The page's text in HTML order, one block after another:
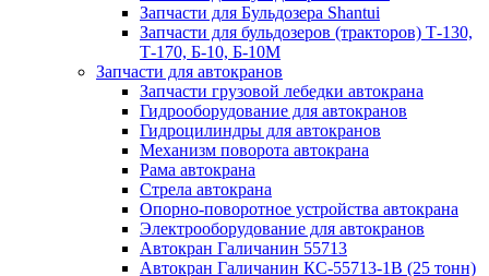
Запчасти для Бульдозера Shantui
Запчасти для бульдозеров (тракторов) Т-130,
Т-170, Б-10, Б-10М
Запчасти для автокранов
Запчасти грузовой лебедки автокрана
Гидрооборудование для автокранов
Гидроцилиндры для автокранов
Механизм поворота автокрана
Рама автокрана
Стрела автокрана
Опорно-поворотное устройства автокрана
Электрооборудование для автокранов
Автокран Галичанин 55713
Автокран Галичанин КС-55713-1В (25 тонн)